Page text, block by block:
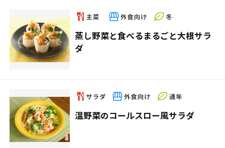
蒸し野菜と食べるまるごと大根サラ
ダ
温野菜のコールスロー風サラダ